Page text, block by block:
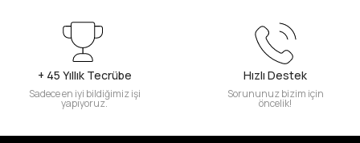
+ 45 Yıllık Tecrübe
Sadece en iyi bildiğimiz işi
yapıyoruz.
Hızlı Destek
Sorununuz bizim için
öncelik!